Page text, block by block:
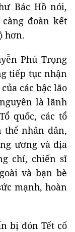
Bác Hồ nói,
đoàn kết
hơn.
Phú Trọng
tiếp tục nhận
các bậc lão
là lãnh
quốc, các tổ
thể nhân dân,
ương và địa
chí, chiến sĩ
và bạn bè
mạnh, hoàn
bị đón Tết cổ